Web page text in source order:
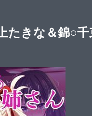
たきな＆錦○千